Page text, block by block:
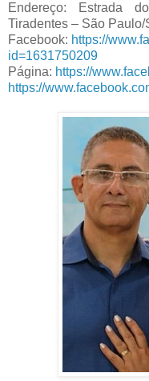
Endereço: Estrada
Tiradentes – São Paulo/
Facebook: https://
id=1631750209
Página: https://
https://